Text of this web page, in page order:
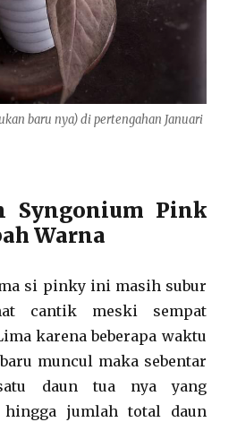
baru nya) di pertengahan Januari
Syngonium Pink
Warna
si pinky ini masih subur
cantik meski sempat
karena beberapa waktu
muncul maka sebentar
daun tua nya yang
hingga jumlah total daun